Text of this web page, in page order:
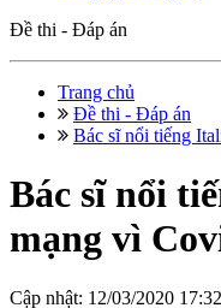
Đề thi - Đáp án
Trang chủ
Đề thi - Đáp án
Bác sĩ nổi tiếng
Bác sĩ nổi
mạng vì
Cập nhật: 12/03/2020